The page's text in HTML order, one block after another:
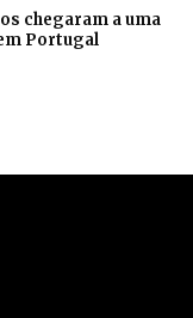
chegaram a uma
Portugal